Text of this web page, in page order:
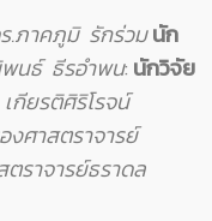
.ภาคภูมิ รักร่วมนัก
นธ์ ธีรอำพน: นักวิจัย
กียรติศิริโรจน์
งศาสตราจารย์
ราจารย์ธราดล